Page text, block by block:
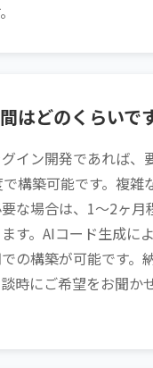
はどのくらいで
イン開発であれば、
構築可能です。複雑
な場合は、1〜2ヶ月
す。AIコード生成に
の構築が可能です。
時にご希望をお聞か